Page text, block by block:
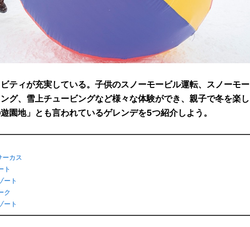
ティが充実している。子供のスノーモービル運転、スノーモー
グ、雪上チュービングなど様々な体験ができ、親子で冬を楽し
園地」とも言われているゲレンデを5つ紹介しよう。
ーカス
ト
ート
ク
ート